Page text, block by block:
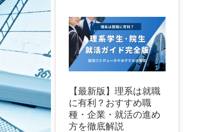
【最新版】理系は就職
に有利？おすすめ職
種・企業・就活の進め
方を徹底解説